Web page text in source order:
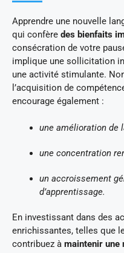
Apprendre une nouvelle
qui confère des bienfaits
consécration de votre
implique une sollicitation
une activité stimulante.
l’acquisition de
encourage également :
une amélioration de
une concentration
un accroissement
d’apprentissage.
En investissant dans des
enrichissantes, telles que
contribuez à maintenir une